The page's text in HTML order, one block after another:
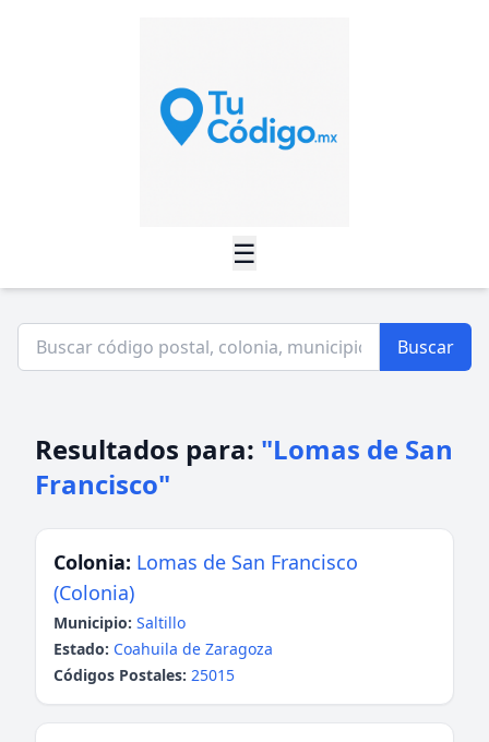
☰
Buscar
Resultados para: "Lomas de San
Francisco"
Colonia: Lomas de San Francisco
(Colonia)
Municipio: Saltillo
Estado: Coahuila de Zaragoza
Códigos Postales: 25015